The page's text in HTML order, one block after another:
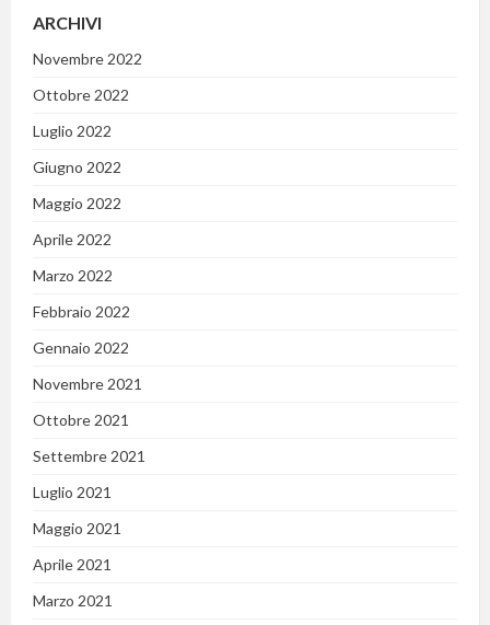
ARCHIVI
Novembre 2022
Ottobre 2022
Luglio 2022
Giugno 2022
Maggio 2022
Aprile 2022
Marzo 2022
Febbraio 2022
Gennaio 2022
Novembre 2021
Ottobre 2021
Settembre 2021
Luglio 2021
Maggio 2021
Aprile 2021
Marzo 2021